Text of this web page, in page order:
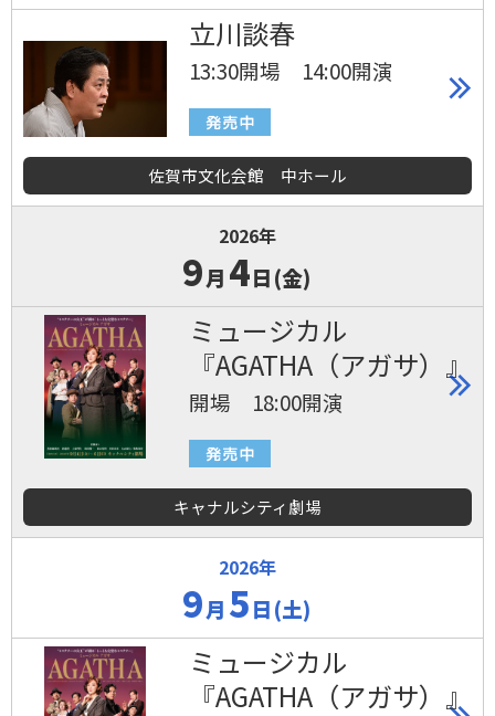
立川談春
13:30開場 14:00開演
佐賀市文化会館 中ホール
2026年
9月 4日(金)
ミュージカル
『AGATHA（アガサ）』
開場 18:00開演
キャナルシティ劇場
2026年
9月 5日(土)
ミュージカル
『AGATHA（アガサ）』